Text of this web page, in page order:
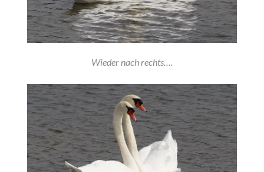
Wieder nach rechts….